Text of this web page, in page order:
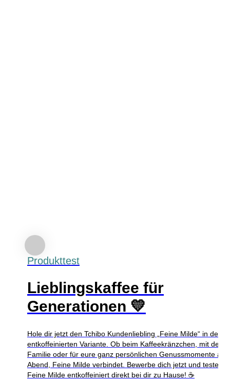
Produkttest
Lieblingskaffee für
Generationen 💛
Hole dir jetzt den Tchibo Kundenliebling „Feine Milde“ in der
entkoffeinierten Variante. Ob beim Kaffeekränzchen, mit der
Familie oder für eure ganz persönlichen Genussmomente am
Abend, Feine Milde verbindet. Bewerbe dich jetzt und teste die
Feine Milde entkoffeiniert direkt bei dir zu Hause! ☕